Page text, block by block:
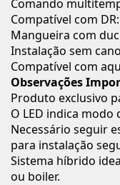
Comando
Compatível com
Mangueira com
Instalação sem
Compatível com
Observações
Produto exclusivo
O LED indica
Necessário seguir
para instalação
Sistema híbrido
ou boiler.